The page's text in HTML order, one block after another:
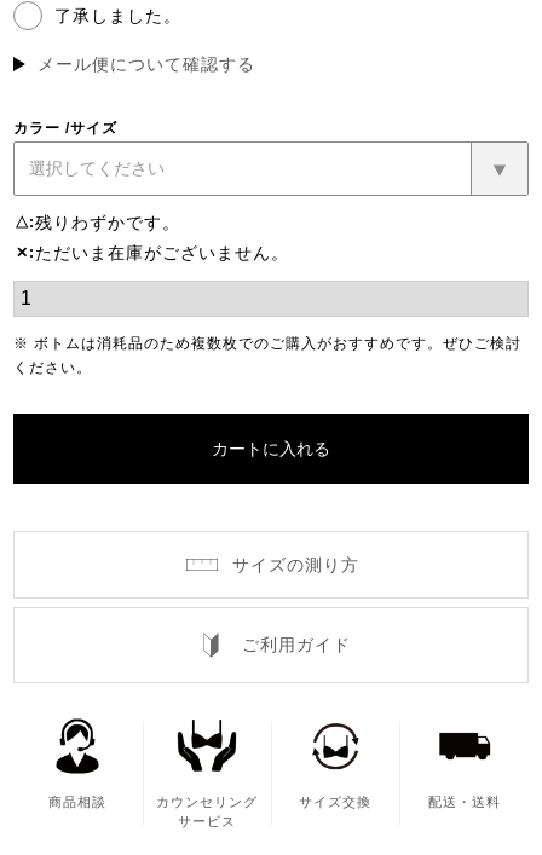
了承しました。
メール便について確認する
カラー サイズ
△ 残りわずかです。
✕ ただいま在庫がございません。
※ ボトムは消耗品のため複数枚でのご購入がおすすめです。ぜひご検討
ください。
カートに入れる
サイズの測り方
ご利用ガイド
商品相談
カウンセリング
サービス
サイズ交換 配送・送料